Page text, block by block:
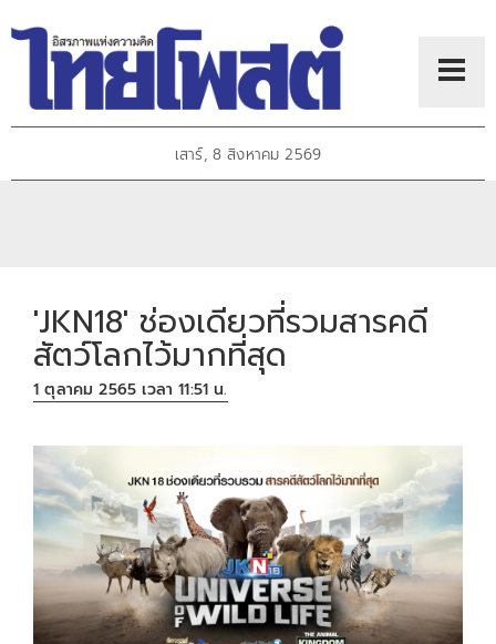
เสาร์, 8 สิงหาคม 2569
'JKN18' ช่องเดียวที่รวมสารคดี
สัตว์โลกไว้มากที่สุด
1 ตุลาคม 2565 เวลา 11:51 น.